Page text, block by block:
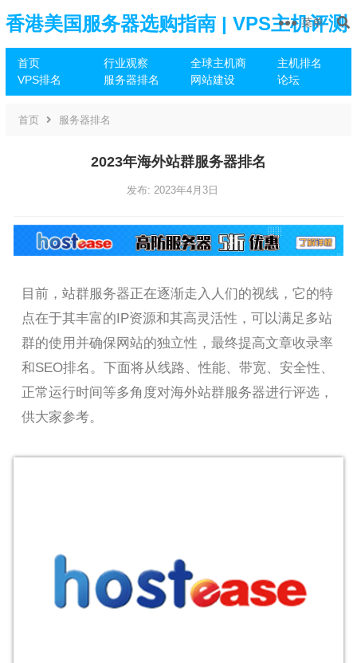
香港美国服务器选购指南 | VPS主机评测
推荐
首页 行业观察 全球主机商
主机排名
VPS排名
服务器排名 网站建设 论坛
菜单
首页 服务器排名
2023年海外站群服务器排名
发布: 2023年4月3日
目前，站群服务器正在逐渐走入人们的视线，它的特
点在于其丰富的IP资源和其高灵活性，可以满足多站
群的使用并确保网站的独立性，最终提高文章收录率
和SEO排名。下面将从线路、性能、带宽、安全性、
正常运行时间等多角度对海外站群服务器进行评选，
供大家参考。